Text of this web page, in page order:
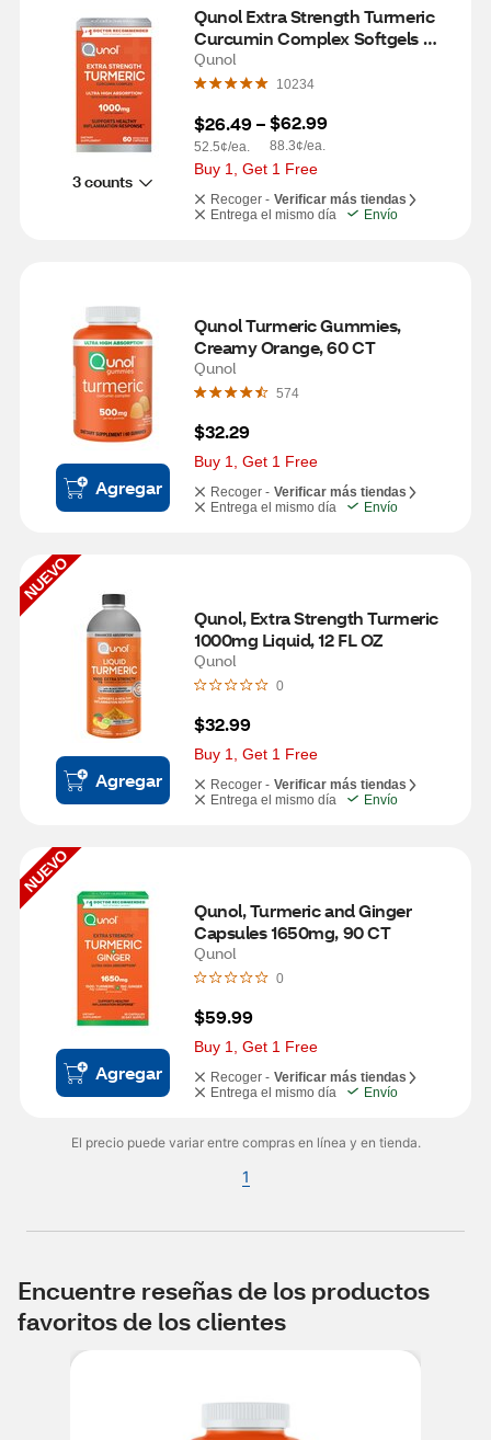
3 counts
Qunol Extra Strength Turmeric
Curcumin Complex Softgels
1000mg, 60 CT
Qunol
10234
$26.49 –
52.5¢/ea.
$62.99
88.3¢/ea.
Buy 1, Get 1 Free
Recoger - Verificar más tiendas
Entrega el mismo día
Envío
Agregar
Qunol Turmeric Gummies,
Creamy Orange, 60 CT
Qunol
574
$32.29
Buy 1, Get 1 Free
Recoger - Verificar más tiendas
Entrega el mismo día
Envío
NUEVO
Agregar
Qunol, Extra Strength Turmeric
1000mg Liquid, 12 FL OZ
Qunol
0
$32.99
Buy 1, Get 1 Free
Recoger - Verificar más tiendas
Entrega el mismo día
Envío
NUEVO
Agregar
Qunol, Turmeric and Ginger
Capsules 1650mg, 90 CT
Qunol
0
$59.99
Buy 1, Get 1 Free
Recoger - Verificar más tiendas
Entrega el mismo día
Envío
El precio puede variar entre compras en línea y en tienda.
1
Encuentre reseñas de los productos
favoritos de los clientes